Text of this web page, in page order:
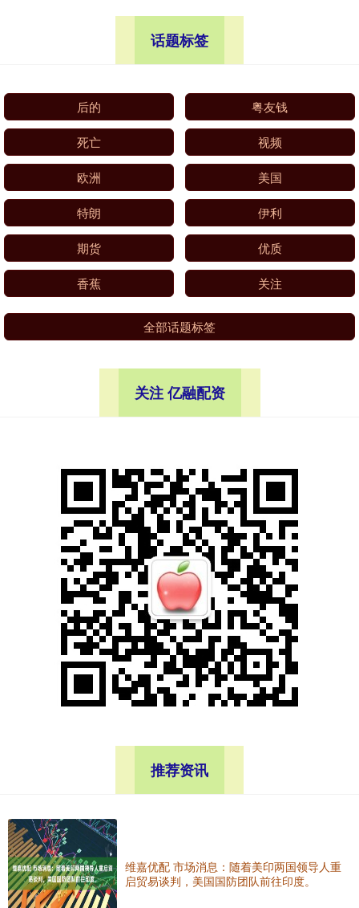
话题标签
后的 粤友钱
死亡 视频
欧洲 美国
特朗 伊利
期货 优质
香蕉 关注
全部话题标签
关注 亿融配资
推荐资讯
维嘉优配 市场消息：随着美印两国领导人重
启贸易谈判，美国国防团队前往印度。